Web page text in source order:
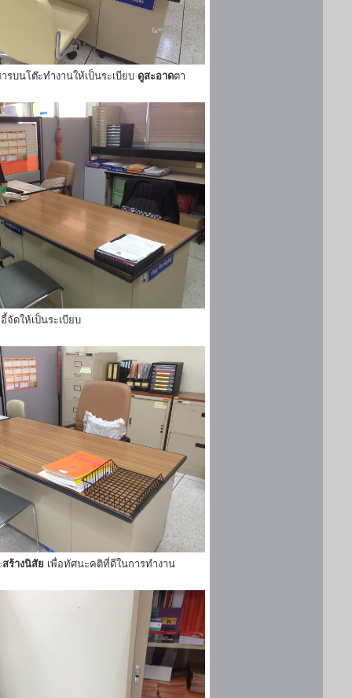
ารบนโต๊ะทำงานให้เป็นระเบียบ ดูสะอาดตา
จัดให้เป็นระเบียบ
สร้างนิสัย เพื่อทัศนะคติที่ดีในการทำงาน